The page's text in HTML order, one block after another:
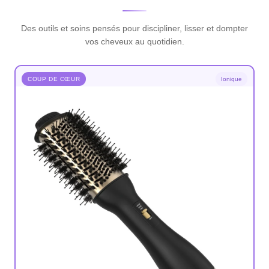
Des outils et soins pensés pour discipliner, lisser et dompter
vos cheveux au quotidien.
COUP DE CŒUR Ionique